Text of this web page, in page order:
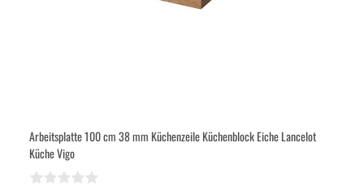
Arbeitsplatte 100 cm 38 mm Küchenzeile Küchenblock Eiche Lancelot
Küche Vigo